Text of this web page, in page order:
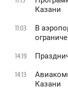
Казани
11:03
В
14:19
14:13
Казани